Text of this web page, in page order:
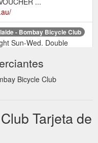
- Bombay Bicycle Club
Sun-Wed. Double
Club member
benefits and great
coffee,
Bicycle Club
Tarjeta de